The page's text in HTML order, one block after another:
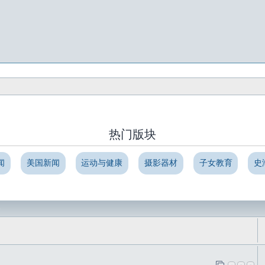
热门版块
美国新闻 运动与健康 摄影器材 子女教育 史